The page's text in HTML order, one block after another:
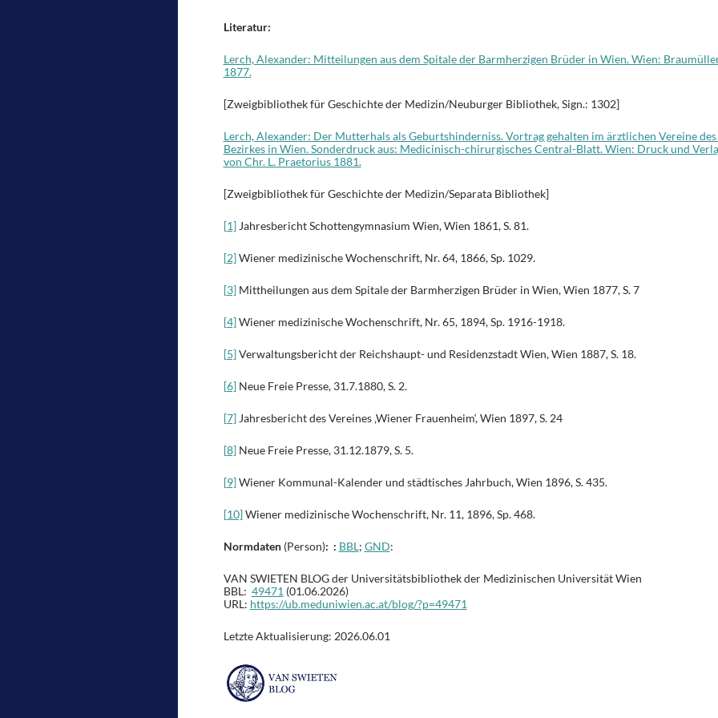
Literatur:
Lerch, Alexander: Mitteilungen aus dem Spitale der Barmherzigen Brüder in Wien. Wien:
1877.
[Zweigbibliothek für Geschichte der Medizin/Neuburger Bibliothek, Sign.: 1302]
Lerch, Alexander: Der Mutterhals als Geburtshinderniss. Vortrag gehalten im ärztlichen Vereine des
Bezirkes in Wien. Sonderdruck aus: Medicinisch-chirurgisches Central-Blatt. Wien: Druck und
von Chr. L. Praetorius 1881.
[Zweigbibliothek für Geschichte der Medizin/Separata Bibliothek]
[1]Jahresbericht Schottengymnasium Wien, Wien 1861, S. 81.
[2]Wiener medizinische Wochenschrift, Nr. 64, 1866, Sp. 1029.
[3]Mittheilungen aus dem Spitale der Barmherzigen Brüder in Wien, Wien 1877, S. 7
[4]Wiener medizinische Wochenschrift, Nr. 65, 1894, Sp. 1916-1918.
[5]Verwaltungsbericht der Reichshaupt- und Residenzstadt Wien, Wien 1887, S. 18.
[6]Neue Freie Presse, 31.7.1880, S. 2.
[7]Jahresbericht des Vereines ‚Wiener Frauenheim‘, Wien 1897, S. 24
[8]Neue Freie Presse, 31.12.1879, S. 5.
[9]Wiener Kommunal-Kalender und städtisches Jahrbuch, Wien 1896, S. 435.
[10]Wiener medizinische Wochenschrift, Nr. 11, 1896, Sp. 468.
Normdaten(Person): : BBL; GND:
VAN SWIETEN BLOG der Universitätsbibliothek der Medizinischen Universität Wien
BBL: 49471 (01.06.2026)
URL: https://ub.meduniwien.ac.at/blog/?p=49471
Letzte Aktualisierung: 2026.06.01